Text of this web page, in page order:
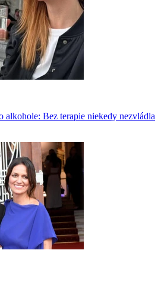
alkohole: Bez terapie niekedy nezvládla